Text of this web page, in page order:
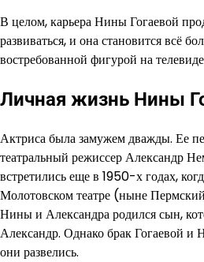
В целом, карьера Нины Гогаевой
развиваться, и она становится всё
востребованной фигурой на
Личная жизнь Нины
Актриса была замужем дважды. Ее
театральный режиссер Александр
встретились еще в 1950-х годах,
Молотовском театре (ныне
Нины и Александра родился сын,
Александр. Однако брак Гогаевой и
они развелись.